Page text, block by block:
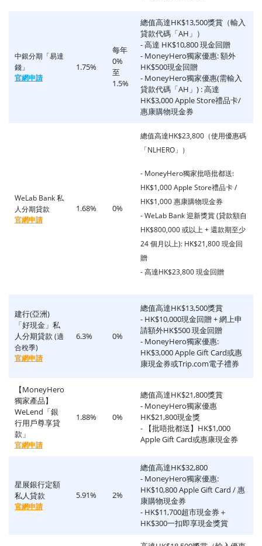
中銀分期「易達
錢」
官網申請
1.75%
每年
0%
至
1.5%
總值高達HK$13,500獎賞（輸入
貸款代碼「AH」）
- 高達 HK$10,800 現金回贈
- MoneyHero獨家優惠: 額外
HK$500現金回贈
- MoneyHero獨家優惠(需輸入
貸款代碼「AH」) : 高達
HK$3,000 Apple Store禮品卡/
惠康購物現金券
WeLab Bank 私
人分期貸款
官網申請
1.68% 0%
總值高達HK$23,800（使用優惠碼
「NLHERO」）
- MoneyHero獨家批唔批都送:
HK$1,000 Apple Store禮品卡 /
HK$1,000 惠康購物現金券
- WeLab Bank 迎新獎賞 (貸款額自
HK$800,000 或以上 + 還款期至少
24 個月以上): HK$21,800 現金回
贈
- 高達HK$23,800 現金回贈
建行(亞洲)
「好現金」私
人分期貸款 (適
合稅季)
官網申請
6.3% 0%
總值高達HK$13,500獎賞
- HK$10,000現金回贈 + 網上申
請額外HK$500 現金回贈
- MoneyHero獨家優惠:
HK$3,000 Apple Gift Card或惠
康現金券或Trip.com電子禮券
【MoneyHero
獨家產品】
WeLend「銀
行用戶尊享貸
款」
官網申請
1.88% 0%
總值高達HK$21,800獎賞
- MoneyHero獨家優惠
HK$21,800現金獎
- 【批唔批都送】HK$1,000
Apple Gift Card或惠康現金券
星展銀行定額
私人貸款
官網申請
5.91% 2%
總值高達HK$32,800
- MoneyHero獨家優惠:
HK$10,800 Apple Gift Card / 惠
康購物現金券
- HK$11,700超市現金券＋
HK$300一扣即享現金獎賞